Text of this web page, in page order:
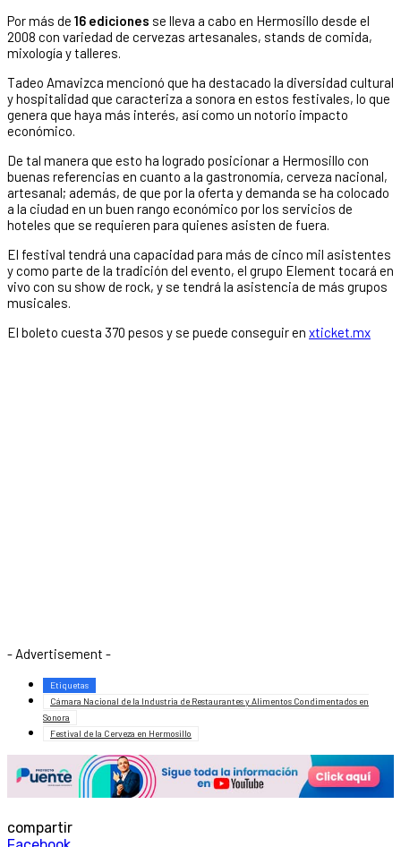
Por más de 16 ediciones se lleva a cabo en Hermosillo desde el
2008 con variedad de cervezas artesanales, stands de comida,
mixología y talleres.
Tadeo Amavizca mencionó que ha destacado la diversidad cultural
y hospitalidad que caracteriza a sonora en estos festivales, lo que
genera que haya más interés, así como un notorio impacto
económico.
De tal manera que esto ha logrado posicionar a Hermosillo con
buenas referencias en cuanto a la gastronomía, cerveza nacional,
artesanal; además, de que por la oferta y demanda se ha colocado
a la ciudad en un buen rango económico por los servicios de
hoteles que se requieren para quienes asisten de fuera.
El festival tendrá una capacidad para más de cinco mil asistentes
y como parte de la tradición del evento, el grupo Element tocará en
vivo con su show de rock, y se tendrá la asistencia de más grupos
musicales.
El boleto cuesta 370 pesos y se puede conseguir en xticket.mx
- Advertisement -
Etiquetas
Cámara Nacional de la Industria de Restaurantes y Alimentos Condimentados en
Sonora
Festival de la Cerveza en Hermosillo
compartir